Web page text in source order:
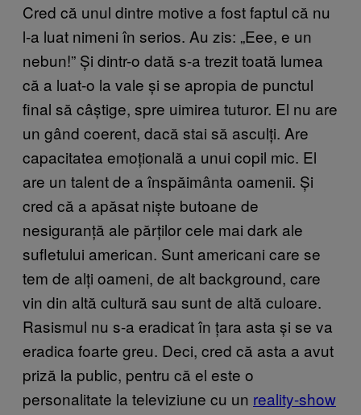
Cred că unul dintre motive a fost faptul că nu
l-a luat nimeni în serios. Au zis: „Eee, e un
nebun!” Și dintr-o dată s-a trezit toată lumea
că a luat-o la vale și se apropia de punctul
final să câștige, spre uimirea tuturor. El nu are
un gând coerent, dacă stai să asculți. Are
capacitatea emoțională a unui copil mic. El
are un talent de a înspăimânta oamenii. Și
cred că a apăsat niște butoane de
nesiguranță ale părților cele mai dark ale
sufletului american. Sunt americani care se
tem de alți oameni, de alt background, care
vin din altă cultură sau sunt de altă culoare.
Rasismul nu s-a eradicat în țara asta și se va
eradica foarte greu. Deci, cred că asta a avut
priză la public, pentru că el este o
personalitate la televiziune cu un reality-show